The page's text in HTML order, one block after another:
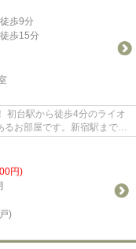
徒歩9分
徒歩15分
初台駅から徒歩4分のライオ
お部屋です。新宿駅までも
円)
)